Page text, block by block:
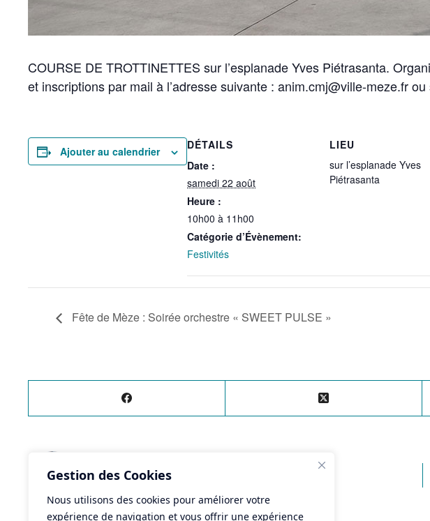
Gestion des Cookies
Nous utilisons des cookies pour améliorer votre
expérience de navigation et vous offrir une expérience
COURSE DE TROTTINETTES sur l’esplanade Yves Piétrasanta.
et inscriptions par mail à l’adresse suivante : anim.cmj@ville-meze.fr
Ajouter au calendrier
DÉTAILS
Date :
samedi 22 août
Heure :
10h00 à 11h00
Catégorie d’Évènement:
Festivités
LIEU
sur l’esplanade Yves
Piétrasanta
Fête de Mèze : Soirée orchestre « SWEET PULSE »
ÉVÈNEMENT PRÉCÉDENT